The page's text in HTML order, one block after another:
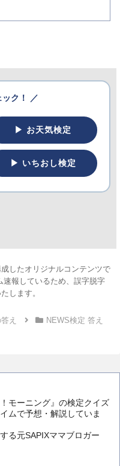
ック！ ／
▶ お天気検定
▶ いちおし検定
したオリジナルコンテンツで
報しているため、誤字脱字
します。
え NEWS検定 答え
モーニング』の検定クイズ
ムで予想・解説していま
る元SAPIXママブロガー